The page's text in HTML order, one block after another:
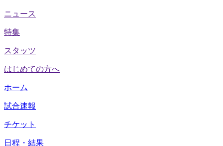
ニュース
特集
スタッツ
はじめての方へ
ホーム
試合速報
チケット
日程・結果